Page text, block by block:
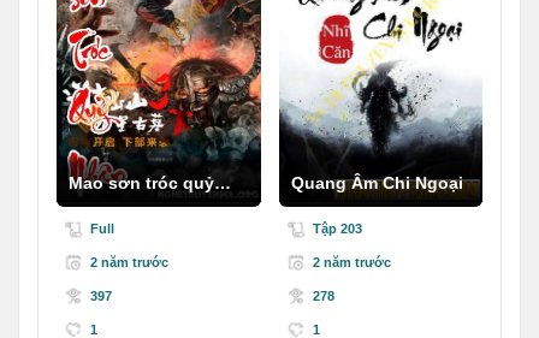
Mao sơn tróc quỷ
nhânFull
2 năm trước
397
1
Quang Âm Chi Ngoại
Tập 203
2 năm trước
278
1